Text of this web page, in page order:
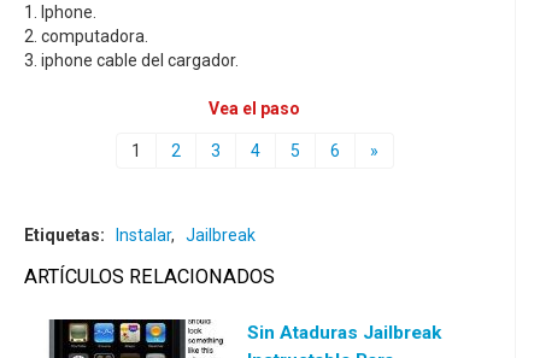
1. Iphone.
2. computadora.
3. iphone cable del cargador.
Vea el paso
1 2 3 4 5 6 »
Etiquetas: Instalar, Jailbreak
ARTÍCULOS RELACIONADOS
Sin Ataduras Jailbreak